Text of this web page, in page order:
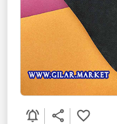
favorite_border
share
notifications_active